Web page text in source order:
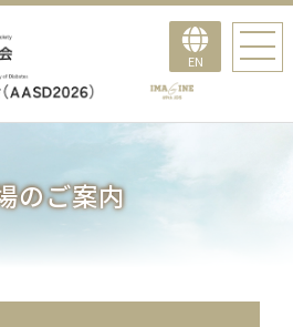
EN
のご案内